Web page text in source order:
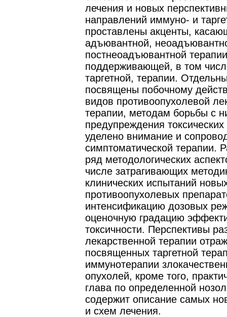
лечения и новых
направлений иммуно- и
проставлены акценты,
адъювантной,
постнеоадъювантной
поддерживающей, в том
таргетной, терапии.
посвящены побочному
видов противоопухолевой
терапии, методам борьбы с
предупреждения
уделено внимание и
симптоматической терапии.
ряд методологических
числе затрагивающих
клинических испытаний
противоопухолевых
интенсификацию дозовых
оценочную градацию
токсичности. Перспективы
лекарственной терапии
посвященных таргетной
иммунотерапии
опухолей, кроме того,
глава по определенной
содержит описание самых
и схем лечения.